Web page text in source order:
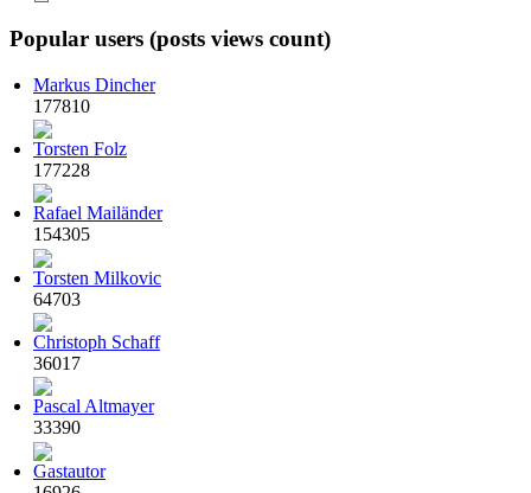
Popular users (posts views count)
Markus Dincher
177810
Torsten Folz
177228
Rafael Mailänder
154305
Torsten Milkovic
64703
Christoph Schaff
36017
Pascal Altmayer
33390
Gastautor